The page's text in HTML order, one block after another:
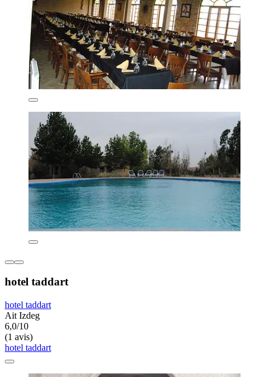
hotel taddart
hotel taddart
Ait Izdeg
6,0/10
(1 avis)
hotel taddart